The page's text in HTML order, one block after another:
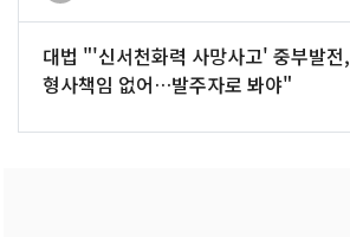
대법 "'신서천화력 사망사고' 중부발전,
형사책임 없어…발주자로 봐야"